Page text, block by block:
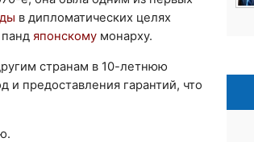
в дипломатических целях
японскому монарху.
странам в 10-летнюю
предоставления гарантий, что